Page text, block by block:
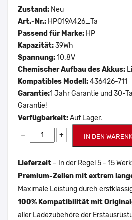
Zustand: Neu
Art.-Nr.: HPQ19A426_Ta
Passend für Marke: HP
Kapazität:39Wh
Spannung:10.8V
Chemischer Aufbau des Akkus:
Kompatibles Modell:436426-711
Garantie:1 Jahr Garantie und 30-
Garantie!
Verfügbarkeit:Auf Lager.
− + IN DEN
Lieferzeit – In der Regel 5 - 15
Premium-Zellen mit extrem
Maximale Leistung durch
100% Kompatibilität mit
aller Ladezubehöre der